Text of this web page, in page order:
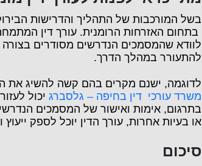
בשל המורכבות של התהליך והדרישות
בתחום האזרחות הרומנית. עורך דין
לוודא שהמסמכים הנדרשים מסודרים בצורה
להתעורר במהלך הדרך.
לדוגמה, ישנם מקרים בהם קשה להשיג את
משרד עורכי דין בחיפה – גלסברג יכול
בתרגום, אימות ואישור של המסמכים
או בעיות אחרות, עורך הדין יוכל לספק
סיכום